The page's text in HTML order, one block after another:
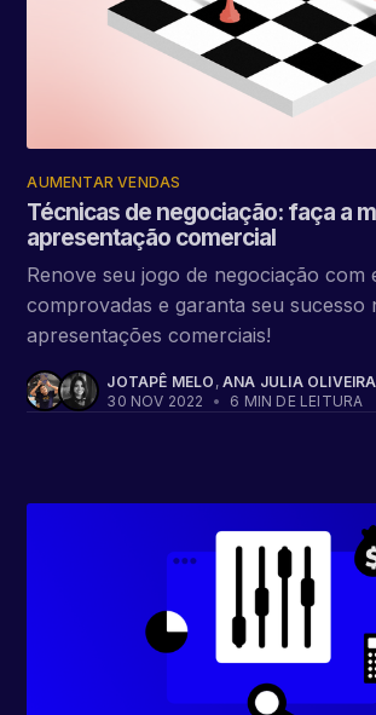
AUMENTAR VENDAS
Técnicas de negociação: faça a
apresentação comercial
Renove seu jogo de negociação com
comprovadas e garanta seu sucesso
apresentações comerciais!
JOTAPÊ MELO , ANA JULIA OLIVEIRA
30 NOV 2022
• 6 MIN DE LEITURA